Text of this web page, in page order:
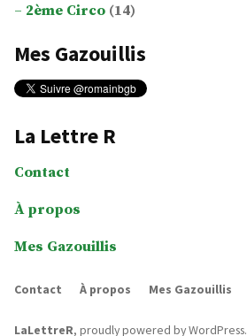
2ème Circo (14)
Mes Gazouillis
La Lettre R
Contact
À propos
Mes Gazouillis
Contact À propos Mes Gazouillis
LaLettreR, proudly powered by WordPress.